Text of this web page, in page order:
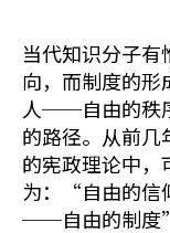
当代知识分子
向，而制度的
人──自由的秩
的路径。从前
的宪政理论中
为：“自由的
──自由的制度